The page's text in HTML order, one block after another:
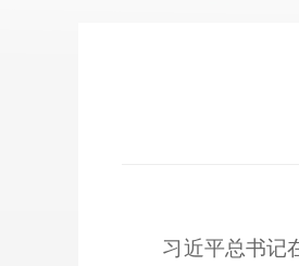
习近平总书记